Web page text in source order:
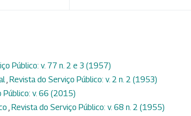
Público: v. 77 n. 2 e 3 (1957)
, Revista do Serviço Público: v. 2 n. 2 (1953)
Público: v. 66 (2015)
, Revista do Serviço Público: v. 68 n. 2 (1955)